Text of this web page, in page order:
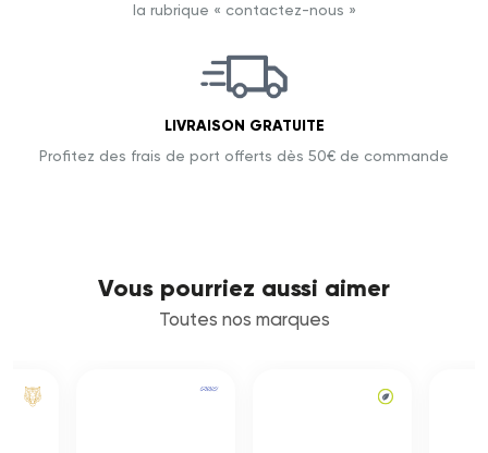
la rubrique « contactez-nous »
LIVRAISON GRATUITE
Profitez des frais de port offerts dès 50€ de commande
Vous pourriez aussi aimer
Toutes nos marques